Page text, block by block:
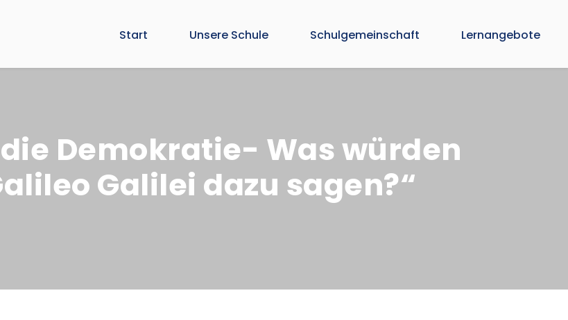
Start Unsere Schule Schulgemeinschaft Lernangebote
Demokratie- Was würden
Galilei dazu sagen?“